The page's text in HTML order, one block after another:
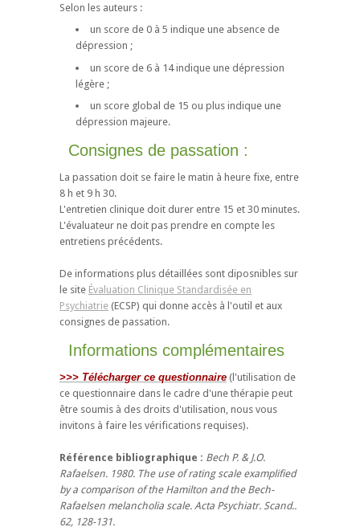
Selon les auteurs :
un score de 0 à 5 indique une absence de
dépression ;
un score de 6 à 14 indique une dépression
légère ;
un score global de 15 ou plus indique une
dépression majeure.
Consignes de passation :
La passation doit se faire le matin à heure fixe, entre
8 h et 9 h 30.
L'entretien clinique doit durer entre 15 et 30 minutes.
L'évaluateur ne doit pas prendre en compte les
entretiens précédents.
De informations plus détaillées sont diposnibles sur
le site Évaluation Clinique Standardisée en
Psychiatrie (ECSP) qui donne accès à l'outil et aux
consignes de passation.
Informations complémentaires
>>> Télécharger ce questionnaire (l'utilisation de
ce questionnaire dans le cadre d'une thérapie peut
être soumis à des droits d'utilisation, nous vous
invitons à faire les vérifications requises).
Référence bibliographique : Bech P. & J.O.
Rafaelsen. 1980. The use of rating scale examplified
by a comparison of the Hamilton and the Bech-
Rafaelsen melancholia scale. Acta Psychiatr. Scand..
62, 128-131.